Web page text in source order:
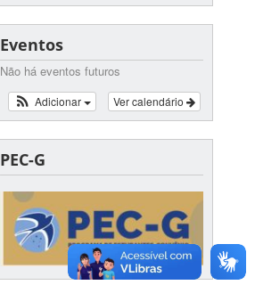
Eventos
Não há eventos futuros
Ver calendário
Adicionar
PEC-G